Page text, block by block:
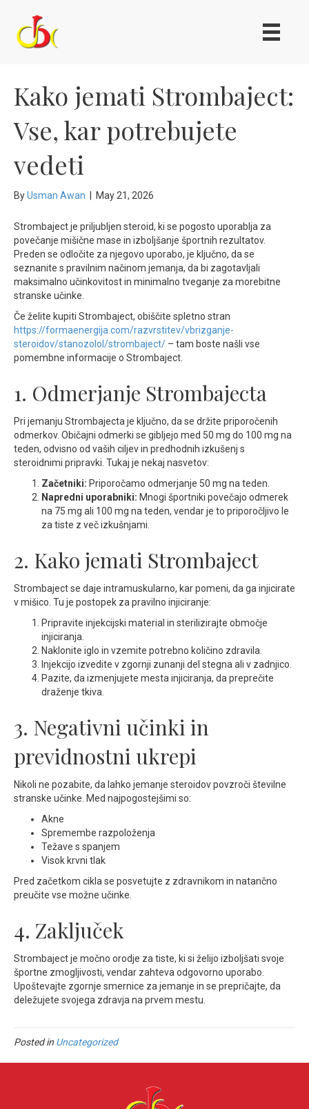
Kako jemati Strombaject:
Vse, kar potrebujete
vedeti
ByUsman Awan May 21, 2026
Strombaject je priljubljen steroid, ki se pogosto uporablja za
povečanje mišične mase in izboljšanje športnih rezultatov.
Preden se odločite za njegovo uporabo, je ključno, da se
seznanite s pravilnim načinom jemanja, da bi zagotavljali
maksimalno učinkovitost in minimalno tveganje za morebitne
stranske učinke.
Če želite kupiti Strombaject, obiščite spletno stran
https://formaenergija.com/razvrstitev/vbrizganje-
steroidov/stanozolol/strombaject/ – tam boste našli vse
pomembne informacije o Strombaject.
1. Odmerjanje Strombajecta
Pri jemanju Strombajecta je ključno, da se držite priporočenih
odmerkov. Običajni odmerki se gibljejo med 50 mg do 100 mg na
teden, odvisno od vaših ciljev in predhodnih izkušenj s
steroidnimi pripravki. Tukaj je nekaj nasvetov:
Začetniki: Priporočamo odmerjanje 50 mg na teden.
Napredni uporabniki: Mnogi športniki povečajo odmerek
na 75 mg ali 100 mg na teden, vendar je to priporočljivo le
za tiste z več izkušnjami.
2. Kako jemati Strombaject
Strombaject se daje intramuskularno, kar pomeni, da ga injicirate
v mišico. Tu je postopek za pravilno injiciranje:
Pripravite injekcijski material in sterilizirajte območje
injiciranja.
Naklonite iglo in vzemite potrebno količino zdravila.
Injekcijo izvedite v zgornji zunanji del stegna ali v zadnjico.
Pazite, da izmenjujete mesta injiciranja, da preprečite
draženje tkiva.
3. Negativni učinki in
previdnostni ukrepi
Nikoli ne pozabite, da lahko jemanje steroidov povzroči številne
stranske učinke. Med najpogostejšimi so:
Akne
Spremembe razpoloženja
Težave s spanjem
Visok krvni tlak
Pred začetkom cikla se posvetujte z zdravnikom in natančno
preučite vse možne učinke.
4. Zaključek
Strombaject je močno orodje za tiste, ki si želijo izboljšati svoje
športne zmogljivosti, vendar zahteva odgovorno uporabo.
Upoštevajte zgornje smernice za jemanje in se prepričajte, da
deležujete svojega zdravja na prvem mestu.
Posted in Uncategorized